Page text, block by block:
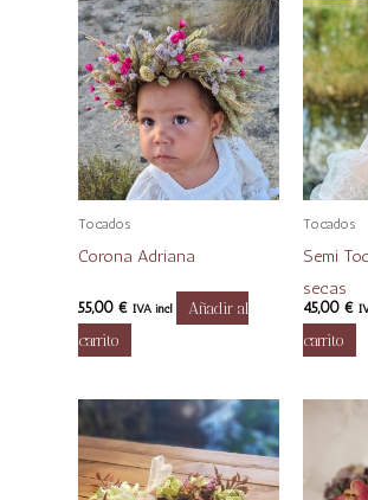
Tocados
Corona Adriana
55,00€ IVA incl
Añadir al
carrito
Tocados
Semi
secas
45,00 €
carrito